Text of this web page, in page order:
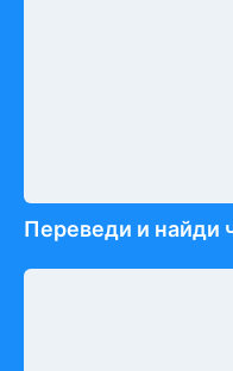
Переведи и найди